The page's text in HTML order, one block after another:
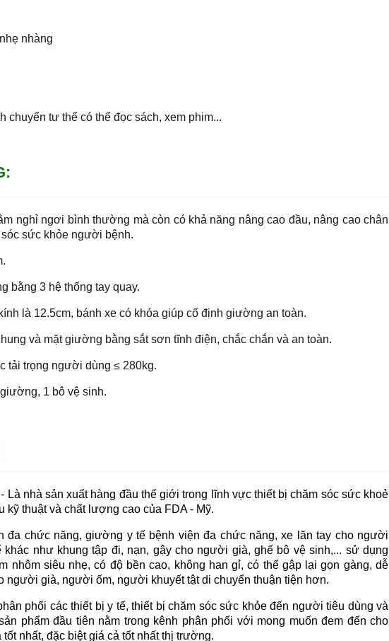
nhàng
tư thế có thể đọc sách, xem phim...
nghỉ ngơi bình thường mà còn có khả năng nâng cao đầu, nâng cao chân
sức khỏe người bệnh.
bằng 3 hệ thống tay quay.
là 12.5cm, bánh xe có khóa giúp cố định giường an toàn.
và mặt giường bằng sắt sơn tĩnh điện, chắc chắn và an toàn.
tải trọng người dùng ≤ 280kg.
1 bô vệ sinh.
Là nhà sản xuất hàng đầu thế giới trong lĩnh vực thiết bị chăm sóc sức khoẻ
thuật và chất lượng cao của FDA - Mỹ.
đa chức năng, giường y tế bệnh viện đa chức năng, xe lăn tay cho người
như khung tập đi, nạn, gậy cho người già, ghế bô vệ sinh,... sử dụng
nhôm siêu nhẹ, có độ bền cao, không han gỉ, có thể gập lại gọn gàng, dễ
người già, người ốm, người khuyết tật di chuyển thuận tiện hơn.
phối các thiết bị y tế, thiết bị chăm sóc sức khỏe đến người tiêu dùng và
phẩm đầu tiên nằm trong kênh phân phối với mong muốn đem đến cho
nhất, đặc biệt giá cả tốt nhất thị trường.